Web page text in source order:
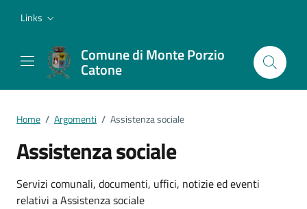
Links
Comune di Monte Porzio
Catone
Home / Argomenti / Assistenza sociale
Assistenza sociale
Dettagli dell'argomento
Servizi comunali, documenti, uffici, notizie ed eventi
relativi a Assistenza sociale